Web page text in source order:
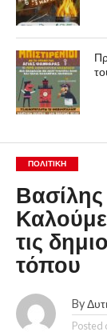
ΠΟΛΙΤΙΚΉ
τις
τόπου
By
Posted